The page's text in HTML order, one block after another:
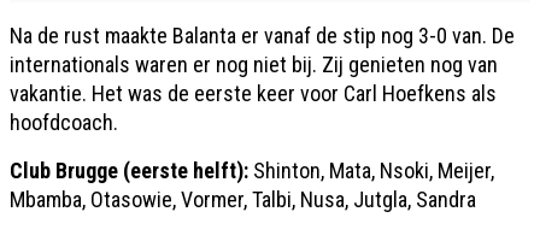
Na de rust maakte Balanta er vanaf de stip nog 3-0 van. De
internationals waren er nog niet bij. Zij genieten nog van
vakantie. Het was de eerste keer voor Carl Hoefkens als
hoofdcoach.
Club Brugge (eerste helft): Shinton, Mata, Nsoki, Meijer,
Mbamba, Otasowie, Vormer, Talbi, Nusa, Jutgla, Sandra